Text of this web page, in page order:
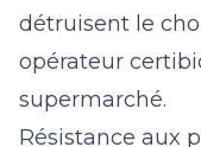
détruisent le
opérateur
supermarché.
Résistance aux